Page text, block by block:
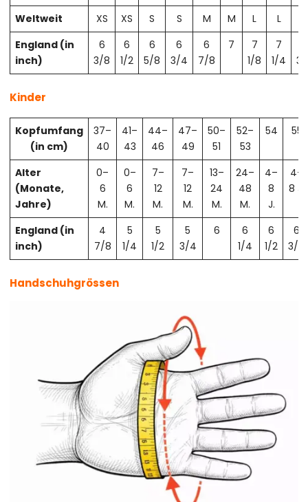
Weltweit XS XS S S M M L L
England (in
inch)
6
3/8
6
1/2
6
5/8
6
3/4
6
7/8
7
7
1/8
7
1/4
Kinder
Kopfumfang
(in cm)
37–
40
41–
43
44–
46
47–
49
50–
51
52–
53
54 55
Alter
(Monate,
Jahre)
0–
6
M.
0–
6
M.
7–
12
M.
7–
12
M.
13–
24
M.
24–
48
M.
4–
8
J.
4–
8 J.
England (in
inch)
4
7/8
5
1/4
5
1/2
5
3/4
6
6
1/4
6
1/2
6
3/4
Handschuhgrössen